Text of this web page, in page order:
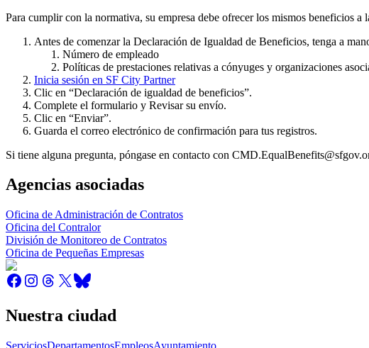
Para cumplir con la normativa, su empresa debe ofrecer los mismos beneficios
Antes de comenzar la Declaración de Igualdad de Beneficios, tenga a
Número de empleado
Políticas de prestaciones relativas a cónyuges y organizaciones
Inicia sesión en SF City Partner
Clic en “Declaración de igualdad de beneficios”.
Complete el formulario y Revisar su envío.
Clic en “Enviar”.
Guarda el correo electrónico de confirmación para tus registros.
Si tiene alguna pregunta, póngase en contacto con
Agencias asociadas
Oficina de Administración de Contratos
Oficina del Contralor
División de Monitoreo de Contratos
Oficina de Pequeñas Empresas
Nuestra ciudad